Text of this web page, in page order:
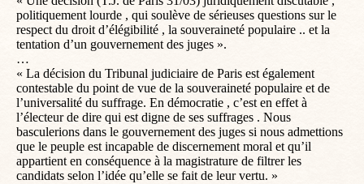
politiquement lourde , qui soulève de sérieuses questions sur le
respect du droit d’élégibilité , la souveraineté populaire .. et la
tentation d’un gouvernement des juges ».
…
« La décision du Tribunal judiciaire de Paris est également
contestable du point de vue de la souveraineté populaire et de
l’universalité du suffrage. En démocratie , c’est en effet à
l’électeur de dire qui est digne de ses suffrages . Nous
basculerions dans le gouvernement des juges si nous admettions
que le peuple est incapable de discernement moral et qu’il
appartient en conséquence à la magistrature de filtrer les
candidats selon l’idée qu’elle se fait de leur vertu. »